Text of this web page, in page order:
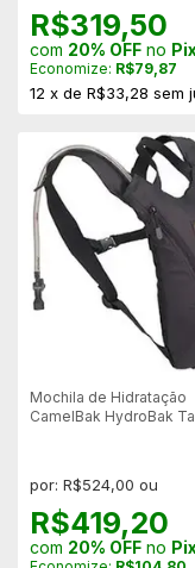
R$319,50
com 20% OFF no
Economize: R$79,87
12 x de R$33,28 sem
Mochila de Hidratação
CamelBak HydroBak
por: R$524,00 ou
R$419,20
com 20% OFF no